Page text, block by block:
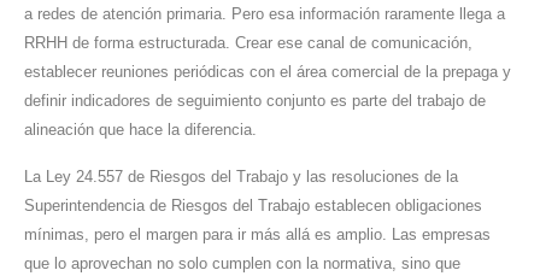
a redes de atención primaria. Pero esa información raramente llega a
RRHH de forma estructurada. Crear ese canal de comunicación,
establecer reuniones periódicas con el área comercial de la prepaga y
definir indicadores de seguimiento conjunto es parte del trabajo de
alineación que hace la diferencia.
La Ley 24.557 de Riesgos del Trabajo y las resoluciones de la
Superintendencia de Riesgos del Trabajo establecen obligaciones
mínimas, pero el margen para ir más allá es amplio. Las empresas
que lo aprovechan no solo cumplen con la normativa, sino que